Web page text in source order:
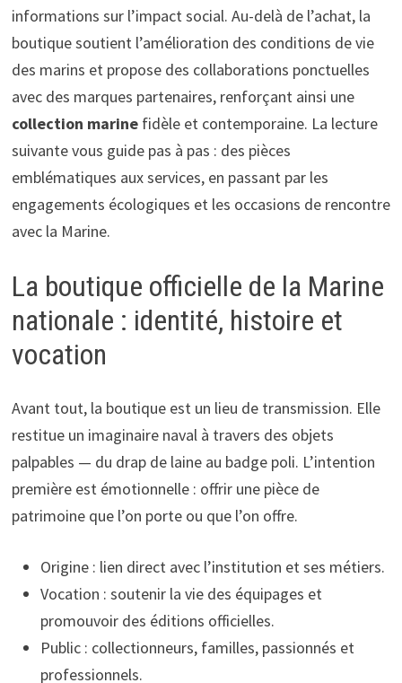
informations sur l’impact social. Au-delà de l’achat, la
boutique soutient l’amélioration des conditions de vie
des marins et propose des collaborations ponctuelles
avec des marques partenaires, renforçant ainsi une
collection marinefidèle et contemporaine. La lecture
suivante vous guide pas à pas : des pièces
emblématiques aux services, en passant par les
engagements écologiques et les occasions de rencontre
avec la Marine.
La boutique officielle de la Marine
nationale : identité, histoire et
vocation
Avant tout, la boutique est un lieu de transmission. Elle
restitue un imaginaire naval à travers des objets
palpables — du drap de laine au badge poli. L’intention
première est émotionnelle : offrir une pièce de
patrimoine que l’on porte ou que l’on offre.
Origine : lien direct avec l’institution et ses métiers.
Vocation : soutenir la vie des équipages et
promouvoir des éditions officielles.
Public : collectionneurs, familles, passionnés et
professionnels.